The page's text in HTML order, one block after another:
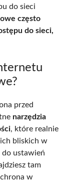
do sieci
często
do sieci,
przed
narzędzia
, które realnie
bliskich w
do ustawień
tam
w